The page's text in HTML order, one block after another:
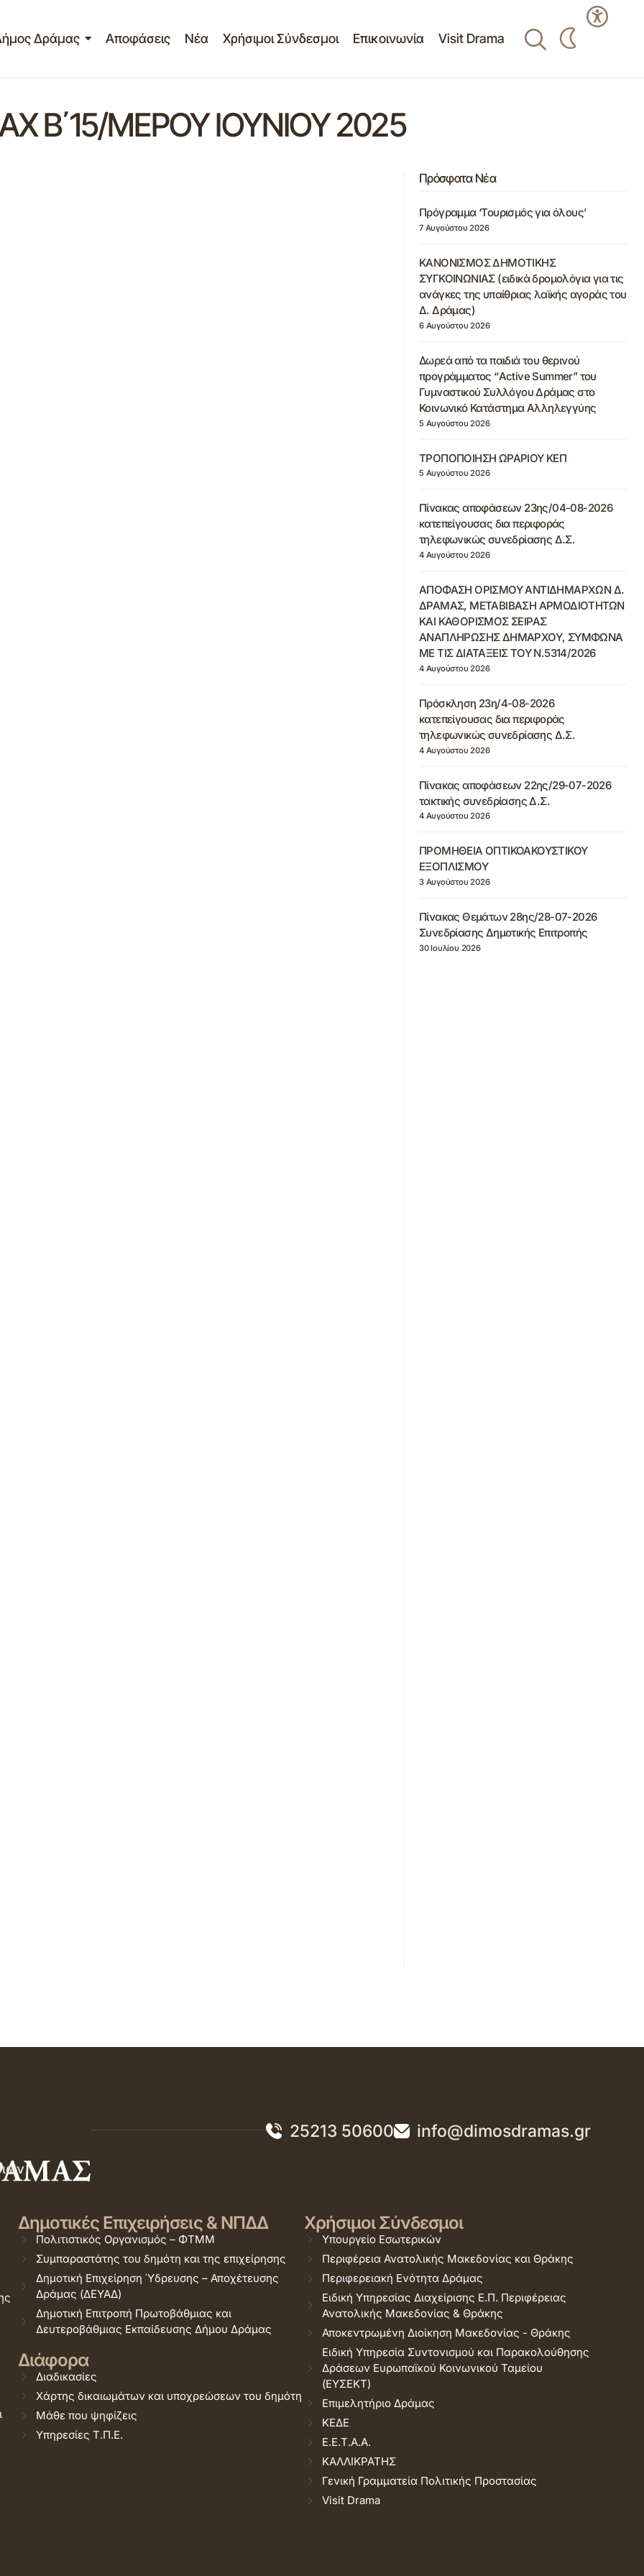
Δράμας Αποφάσεις Νέα Χρήσιμοι Σύνδεσμοι Επικοινωνία Visit Drama
Β΄15/ΜΕΡΟΥ ΙΟΥΝΙΟΥ 2025
Πρόσφατα Νέα
Πρόγραμμα ‘Τουρισμός για όλους’
7 Αυγούστου 2026
ΚΑΝΟΝΙΣΜΟΣ ΔΗΜΟΤΙΚΗΣ
ΣΥΓΚΟΙΝΩΝΙΑΣ (ειδικά δρομολόγια για τις
ανάγκες της υπαίθριας λαϊκής αγοράς του
Δ. Δράμας)
6 Αυγούστου 2026
Δωρεά από τα παιδιά του θερινού
προγράμματος “Active Summer” του
Γυμναστικού Συλλόγου Δράμας στο
Κοινωνικό Κατάστημα Αλληλεγγύης
5 Αυγούστου 2026
ΤΡΟΠΟΠΟΙΗΣΗ ΩΡΑΡΙΟΥ ΚΕΠ
5 Αυγούστου 2026
Πίνακας αποφάσεων 23ης/04-08-2026
κατεπείγουσας δια περιφοράς
τηλεφωνικώς συνεδρίασης Δ.Σ.
4 Αυγούστου 2026
ΑΠΟΦΑΣΗ ΟΡΙΣΜΟΥ ΑΝΤΙΔΗΜΑΡΧΩΝ Δ.
ΔΡΑΜΑΣ, ΜΕΤΑΒΙΒΑΣΗ ΑΡΜΟΔΙΟΤΗΤΩΝ
ΚΑΙ ΚΑΘΟΡΙΣΜΟΣ ΣΕΙΡΑΣ
ΑΝΑΠΛΗΡΩΣΗΣ ΔΗΜΑΡΧΟΥ, ΣΥΜΦΩΝΑ
ΜΕ ΤΙΣ ΔΙΑΤΑΞΕΙΣ ΤΟΥ Ν.5314/2026
4 Αυγούστου 2026
Πρόσκληση 23η/4-08-2026
κατεπείγουσας δια περιφοράς
τηλεφωνικώς συνεδρίασης Δ.Σ.
4 Αυγούστου 2026
Πίνακας αποφάσεων 22ης/29-07-2026
τακτικής συνεδρίασης Δ.Σ.
4 Αυγούστου 2026
ΠΡΟΜΗΘΕΙΑ ΟΠΤΙΚΟΑΚΟΥΣΤΙΚΟΥ
ΕΞΟΠΛΙΣΜΟΥ
3 Αυγούστου 2026
Πίνακας Θεμάτων 28ης/28-07-2026
Συνεδρίασης Δημοτικής Επιτροπής
30 Ιουλίου 2026
25213 50600 info@dimosdramas.gr
Δημοτικές Επιχειρήσεις & ΝΠΔΔ
Πολιτιστικός Οργανισμός – ΦΤΜΜ
Συμπαραστάτης του δημότη και της επιχείρησης
Δημοτική Επιχείρηση Ύδρευσης – Αποχέτευσης
Δράμας (ΔΕΥΑΔ)
Δημοτική Επιτροπή Πρωτοβάθμιας και
Δευτεροβάθμιας Εκπαίδευσης Δήμου Δράμας
Διάφορα
Διαδικασίες
Χάρτης δικαιωμάτων και υποχρεώσεων του δημότη
Μάθε που ψηφίζεις
Υπηρεσίες Τ.Π.Ε.
Χρήσιμοι Σύνδεσμοι
Υπουργείο Εσωτερικών
Περιφέρεια Ανατολικής Μακεδονίας και Θράκης
Περιφερειακή Ενότητα Δράμας
Ειδική Υπηρεσίας Διαχείρισης Ε.Π. Περιφέρειας
Ανατολικής Μακεδονίας & Θράκης
Αποκεντρωμένη Διοίκηση Μακεδονίας - Θράκης
Ειδική Υπηρεσία Συντονισμού και Παρακολούθησης
Δράσεων Ευρωπαϊκού Κοινωνικού Ταμείου
(ΕΥΣΕΚΤ)
Επιμελητήριο Δράμας
ΚΕΔΕ
Ε.Ε.Τ.Α.Α.
ΚΑΛΛΙΚΡΑΤΗΣ
Γενική Γραμματεία Πολιτικής Προστασίας
Visit Drama